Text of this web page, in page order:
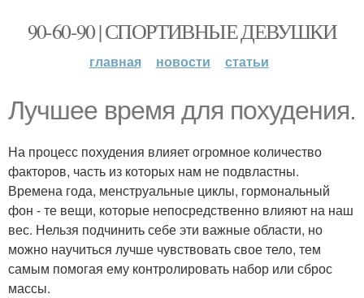
90-60-90 | СПОРТИВНЫЕ ДЕВУШКИ
главная новости статьи
Лучшее время для похудения.
На процесс похудения влияет огромное количество
факторов, часть из которых нам не подвластны.
Времена года, менструальные циклы, гормональный
фон - те вещи, которые непосредственно влияют на наш
вес. Нельзя подчинить себе эти важные области, но
можно научиться лучше чувствовать свое тело, тем
самым помогая ему контролировать набор или сброс
массы.